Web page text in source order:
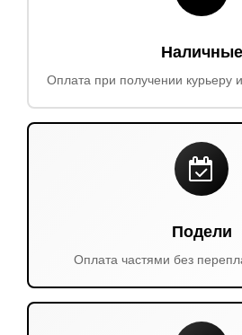
Наличные
Оплата при получении курьеру
Подели
Оплата частями без